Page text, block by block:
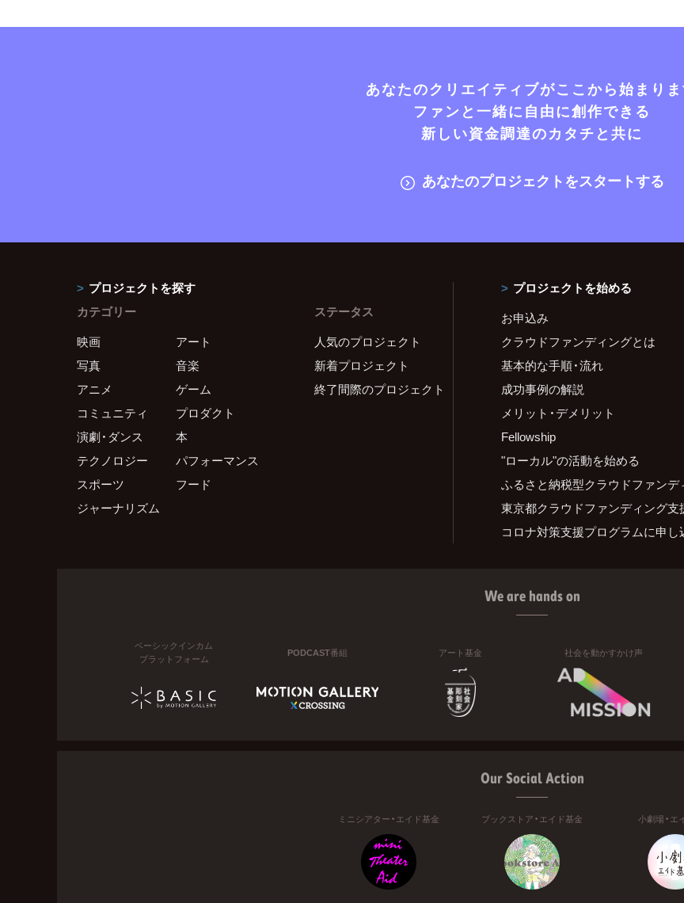
あなたのクリエイティブがここから始まり
ファンと一緒に自由に創作できる
新しい資金調達のカタチと共に
あなたのプロジェクトをスタートする
プロジェクトを探す
カテゴリー
映画
アート
写真
音楽
アニメ
ゲーム
コミュニティ
プロダクト
演劇・ダンス
本
テクノロジー
パフォーマンス
スポーツ
フード
ジャーナリズム
ステータス
人気のプロジェクト
新着プロジェクト
終了間際のプロジェクト
プロジェクトを始める
お申込み
クラウドファンディングとは
基本的な手順・流れ
成功事例の解説
メリット・デメリット
Fellowship
"ローカル"の活動を始める
ふるさと納税型クラウドファンデ
東京都クラウドファンディング支
コロナ対策支援プログラムに申し
We are hands on
ベーシックインカム
プラットフォーム
PODCAST番組 アート基金 社会を動かすかけ声
Our Social Action
ミニシアター・エイド基金 ブックストア・エイド基金 小劇場・エ